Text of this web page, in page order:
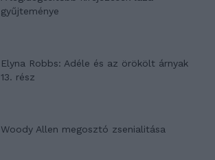
gyűjteménye
Elyna Robbs: Adéle és az örökölt árnyak
13. rész
Woody Allen megosztó zsenialitása